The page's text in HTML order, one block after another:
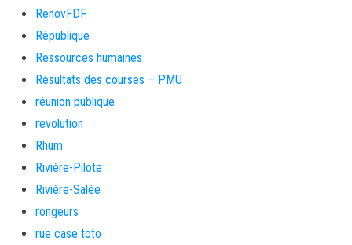
RenovFDF
République
Ressources humaines
Résultats des courses – PMU
réunion publique
revolution
Rhum
Rivière-Pilote
Rivière-Salée
rongeurs
rue case toto